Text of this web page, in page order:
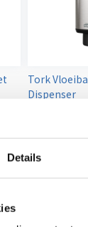
Details
Tork
Dispenser